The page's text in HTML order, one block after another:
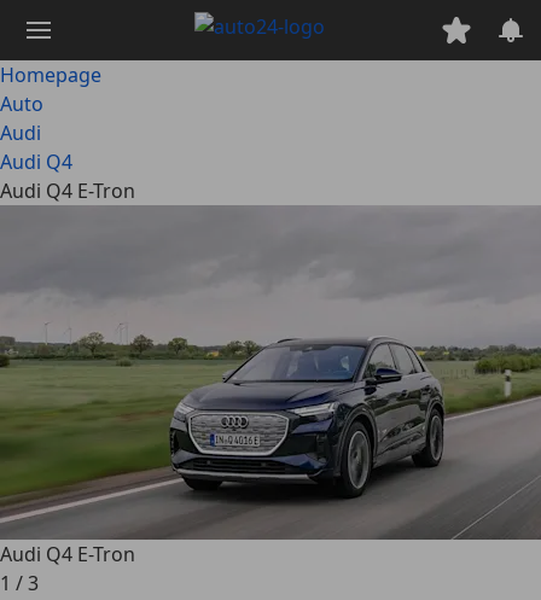
naar
hoofdinhoud
Homepage
Auto
Audi
Audi Q4
Audi Q4 E-Tron
Audi Q4 E-Tron
1 /3